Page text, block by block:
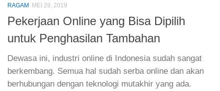
RAGAM MEI 29, 2019
Pekerjaan Online yang Bisa Dipilih
untuk Penghasilan Tambahan
Dewasa ini, industri online di Indonesia sudah sangat
berkembang. Semua hal sudah serba online dan akan
berhubungan dengan teknologi mutakhir yang ada.